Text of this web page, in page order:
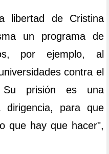
libertad de Cristina
un programa de
por ejemplo, al
contra el
Su prisión es una
para que
que hay que hacer",